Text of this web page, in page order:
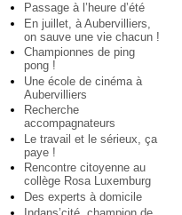
Passage à l’heure d’été
En juillet, à Aubervilliers,
on sauve une vie chacun !
Championnes de ping
pong !
Une école de cinéma à
Aubervilliers
Recherche
accompagnateurs
Le travail et le sérieux, ça
paye !
Rencontre citoyenne au
collège Rosa Luxemburg
Des experts à domicile